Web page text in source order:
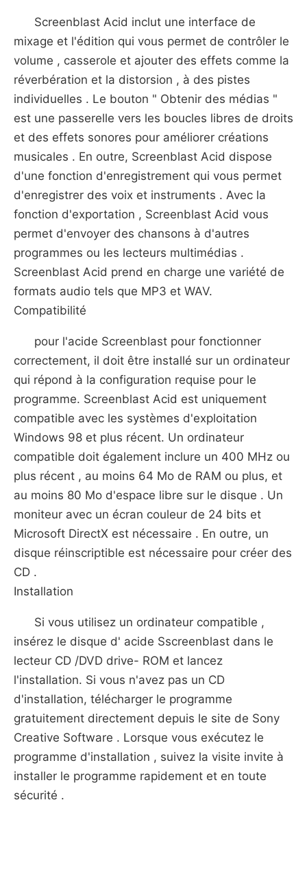
Screenblast Acid inclut une interface de
mixage et l'édition qui vous permet de contrôler le
volume , casserole et ajouter des effets comme la
réverbération et la distorsion , à des pistes
individuelles . Le bouton " Obtenir des médias "
est une passerelle vers les boucles libres de droits
et des effets sonores pour améliorer créations
musicales . En outre, Screenblast Acid dispose
d'une fonction d'enregistrement qui vous permet
d'enregistrer des voix et instruments . Avec la
fonction d'exportation , Screenblast Acid vous
permet d'envoyer des chansons à d'autres
programmes ou les lecteurs multimédias .
Screenblast Acid prend en charge une variété de
formats audio tels que MP3 et WAV.
Compatibilité
pour l'acide Screenblast pour fonctionner
correctement, il doit être installé sur un ordinateur
qui répond à la configuration requise pour le
programme. Screenblast Acid est uniquement
compatible avec les systèmes d'exploitation
Windows 98 et plus récent. Un ordinateur
compatible doit également inclure un 400 MHz ou
plus récent , au moins 64 Mo de RAM ou plus, et
au moins 80 Mo d'espace libre sur le disque . Un
moniteur avec un écran couleur de 24 bits et
Microsoft DirectX est nécessaire . En outre, un
disque réinscriptible est nécessaire pour créer des
CD .
Installation
Si vous utilisez un ordinateur compatible ,
insérez le disque d' acide Sscreenblast dans le
lecteur CD /DVD drive- ROM et lancez
l'installation. Si vous n'avez pas un CD
d'installation, télécharger le programme
gratuitement directement depuis le site de Sony
Creative Software . Lorsque vous exécutez le
programme d'installation , suivez la visite invite à
installer le programme rapidement et en toute
sécurité .